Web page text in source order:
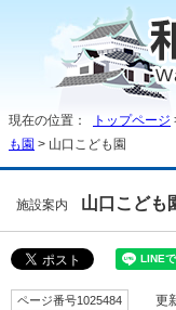
現在の位置： トップページ
も園 > 山口こども園
施設案内 山口こども
ページ番号1025484 更新